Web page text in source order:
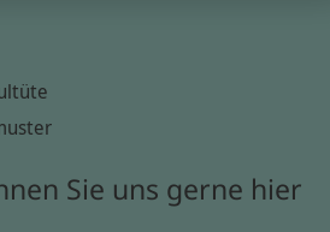
Sie uns gerne hier